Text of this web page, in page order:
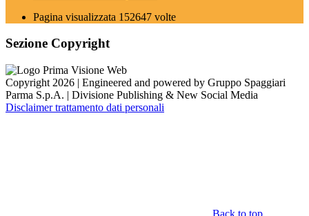
Pagina visualizzata 152647 volte
Sezione Copyright
Copyright 2026 | Engineered and powered by Gruppo Spaggiari
Parma S.p.A. | Divisione Publishing & New Social Media
Disclaimer trattamento dati personali
Back to top